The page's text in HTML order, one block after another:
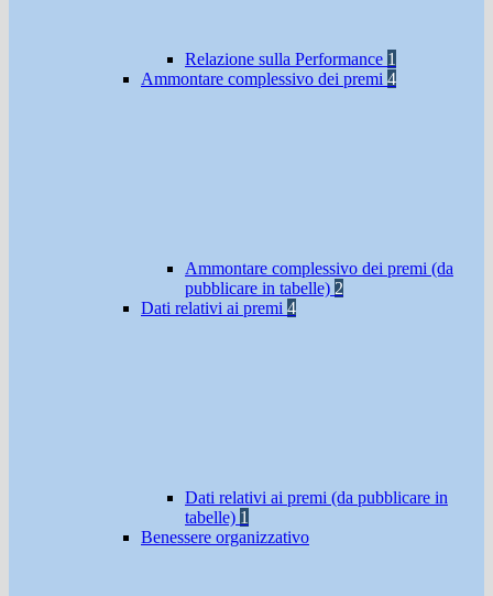
Relazione sulla Performance 1
Ammontare complessivo dei premi 4
Ammontare complessivo dei premi (da
pubblicare in tabelle) 2
Dati relativi ai premi 4
Dati relativi ai premi (da pubblicare in
tabelle) 1
Benessere organizzativo